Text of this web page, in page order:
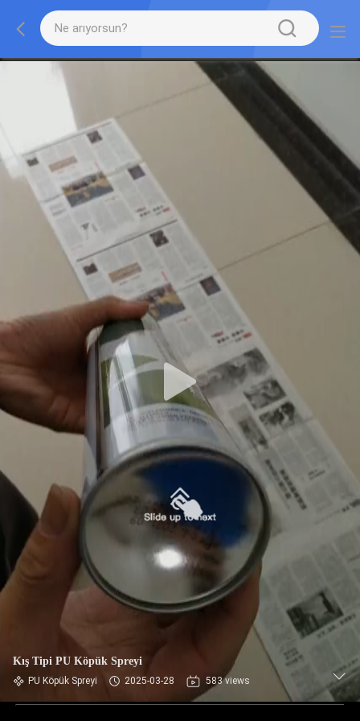
Kış Tipi PU Köpük Spreyi
PU Köpük Spreyi 2025-03-28 583 views